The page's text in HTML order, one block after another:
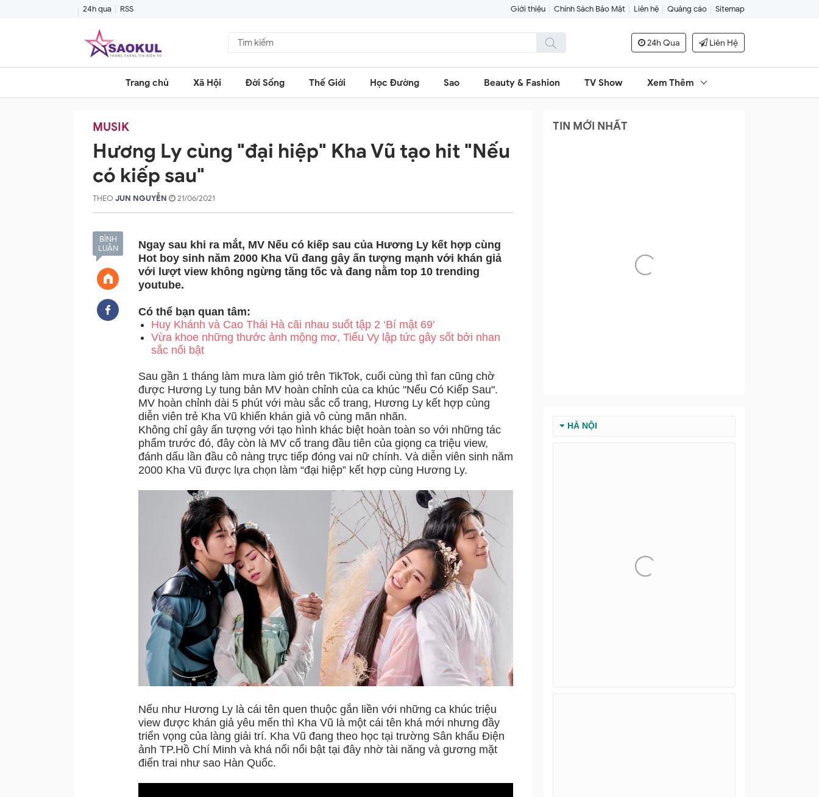
24h qua RSS Giới thiệu Chính Sách Bảo Mật Liên hệ Quảng cáo Sitemap
24h Qua Liên Hệ
Trang chủ Xã Hội Đời Sống Thế Giới Học Đường Sao Beauty & Fashion TV Show Xem Thêm
MUSIK
Hương Ly cùng "đại hiệp" Kha Vũ tạo hit "Nếu
có kiếp sau"
THEO JUN NGUYỄN 21/06/2021
BÌNH
LUẬN
Ngay sau khi ra mắt, MV Nếu có kiếp sau của Hương Ly kết hợp cùng
Hot boy sinh năm 2000 Kha Vũ đang gây ấn tượng mạnh với khán giả
với lượt view không ngừng tăng tốc và đang nằm top 10 trending
youtube.
Có thể bạn quan tâm:
Huy Khánh và Cao Thái Hà cãi nhau suốt tập 2 ‘Bí mật 69’
Vừa khoe những thước ảnh mộng mơ, Tiểu Vy lập tức gây sốt bởi nhan
sắc nổi bật
Sau gần 1 tháng làm mưa làm gió trên TikTok, cuối cùng thì fan cũng chờ
được Hương Ly tung bản MV hoàn chỉnh của ca khúc "Nếu Có Kiếp Sau".
MV hoàn chỉnh dài 5 phút với màu sắc cổ trang, Hương Ly kết hợp cùng
diễn viên trẻ Kha Vũ khiến khán giả vô cùng mãn nhãn.
Không chỉ gây ấn tượng với tạo hình khác biệt hoàn toàn so với những tác
phẩm trước đó, đây còn là MV cổ trang đầu tiên của giọng ca triệu view,
đánh dấu lần đầu cô nàng trực tiếp đóng vai nữ chính. Và diễn viên sinh năm
2000 Kha Vũ được lựa chọn làm “đại hiệp” kết hợp cùng Hương Ly.
Nếu như Hương Ly là cái tên quen thuộc gắn liền với những ca khúc triệu
view được khán giả yêu mến thì Kha Vũ là một cái tên khá mới nhưng đầy
triển vọng của làng giải trí. Kha Vũ đang theo học tại trường Sân khấu Điện
ảnh TP.Hồ Chí Minh và khá nổi nổi bật tại đây nhờ tài năng và gương mặt
điển trai như sao Hàn Quốc.
TIN MỚI NHẤT
HÀ NỘI